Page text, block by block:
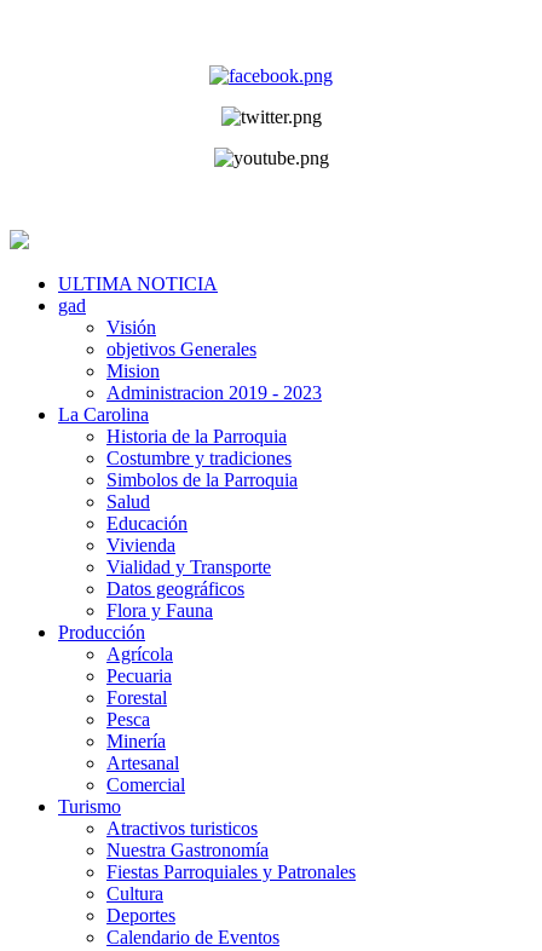
ULTIMA NOTICIA
gad
Visión
objetivos Generales
Mision
Administracion 2019 - 2023
La Carolina
Historia de la Parroquia
Costumbre y tradiciones
Simbolos de la Parroquia
Salud
Educación
Vivienda
Vialidad y Transporte
Datos geográficos
Flora y Fauna
Producción
Agrícola
Pecuaria
Forestal
Pesca
Minería
Artesanal
Comercial
Turismo
Atractivos turisticos
Nuestra Gastronomía
Fiestas Parroquiales y Patronales
Cultura
Deportes
Calendario de Eventos